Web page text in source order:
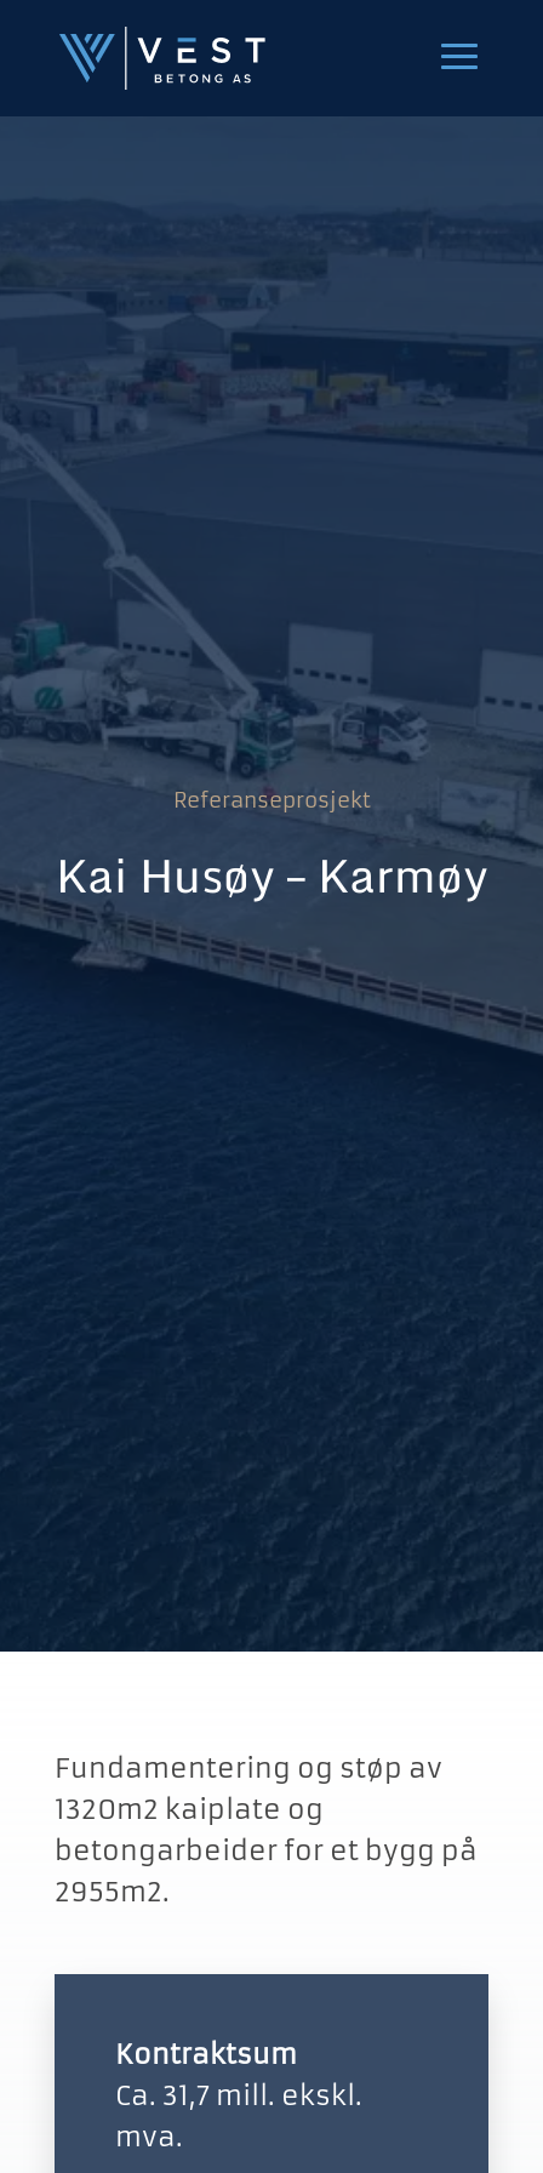
Referanseprosjekt
Kai Husøy – Karmøy
Fundamentering og støp av
1320m2 kaiplate og
betongarbeider for et bygg på
2955m2.
Kontraktsum
Ca. 31,7 mill. ekskl.
mva.